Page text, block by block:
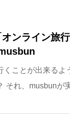
ンライン旅
くことが出来る
それ、musbunが